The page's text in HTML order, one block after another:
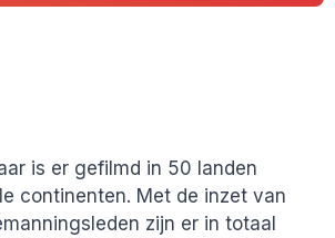
is er gefilmd in 50 landen
continenten. Met de inzet van
zijn er in totaal